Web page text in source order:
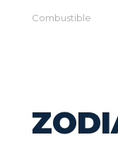
Combustible